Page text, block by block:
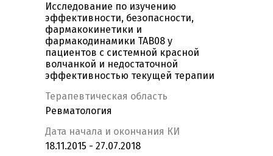
Исследование по изучению
эффективности, безопасности,
фармакокинетики и
фармакодинамики ТАВ08 у
пациентов с системной красной
волчанкой и недостаточной
эффективностью текущей терапии
Терапевтическая область
Ревматология
Дата начала и окончания КИ
18.11.2015 - 27.07.2018